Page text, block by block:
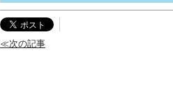
≪次の記事